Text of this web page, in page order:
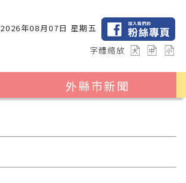
2026年08月07日 星期五
字體縮放
外縣市新聞
2024暑期夏令營專區